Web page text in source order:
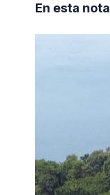
En esta nota